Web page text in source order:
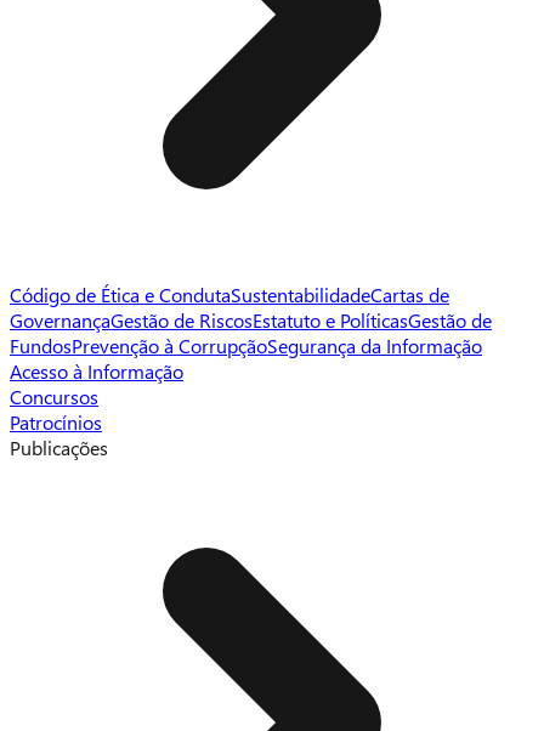
Código de Ética e CondutaSustentabilidadeCartas de
GovernançaGestão de RiscosEstatuto e PolíticasGestão de
FundosPrevenção à CorrupçãoSegurança da Informação
Acesso à Informação
Concursos
Patrocínios
Publicações